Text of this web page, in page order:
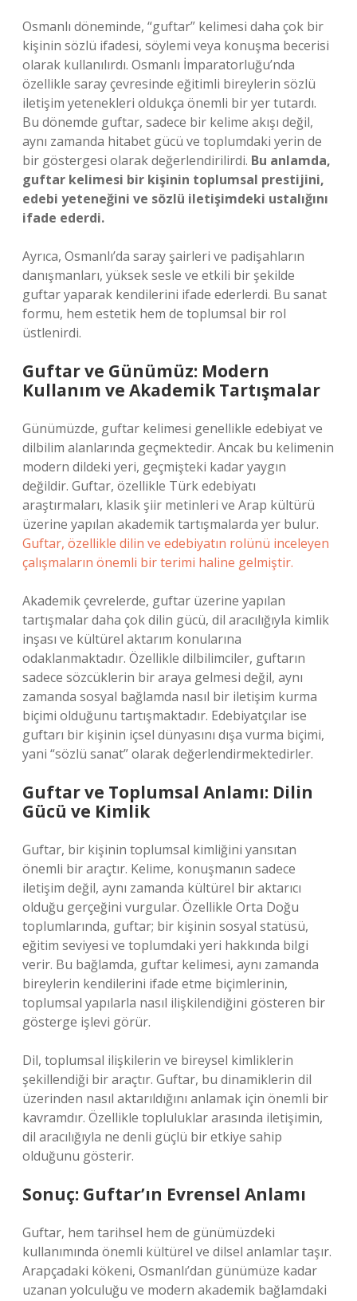
Osmanlı döneminde, “guftar” kelimesi daha çok bir
kişinin sözlü ifadesi, söylemi veya konuşma becerisi
olarak kullanılırdı. Osmanlı İmparatorluğu’nda
özellikle saray çevresinde eğitimli bireylerin sözlü
iletişim yetenekleri oldukça önemli bir yer tutardı.
Bu dönemde guftar, sadece bir kelime akışı değil,
aynı zamanda hitabet gücü ve toplumdaki yerin de
bir göstergesi olarak değerlendirilirdi. Bu anlamda,
guftar kelimesi bir kişinin toplumsal prestijini,
edebi yeteneğini ve sözlü iletişimdeki ustalığını
ifade ederdi.
Ayrıca, Osmanlı’da saray şairleri ve padişahların
danışmanları, yüksek sesle ve etkili bir şekilde
guftar yaparak kendilerini ifade ederlerdi. Bu sanat
formu, hem estetik hem de toplumsal bir rol
üstlenirdi.
Guftar ve Günümüz: Modern
Kullanım ve Akademik Tartışmalar
Günümüzde, guftar kelimesi genellikle edebiyat ve
dilbilim alanlarında geçmektedir. Ancak bu kelimenin
modern dildeki yeri, geçmişteki kadar yaygın
değildir. Guftar, özellikle Türk edebiyatı
araştırmaları, klasik şiir metinleri ve Arap kültürü
üzerine yapılan akademik tartışmalarda yer bulur.
Guftar, özellikle dilin ve edebiyatın rolünü inceleyen
çalışmaların önemli bir terimi haline gelmiştir.
Akademik çevrelerde, guftar üzerine yapılan
tartışmalar daha çok dilin gücü, dil aracılığıyla kimlik
inşası ve kültürel aktarım konularına
odaklanmaktadır. Özellikle dilbilimciler, guftarın
sadece sözcüklerin bir araya gelmesi değil, aynı
zamanda sosyal bağlamda nasıl bir iletişim kurma
biçimi olduğunu tartışmaktadır. Edebiyatçılar ise
guftarı bir kişinin içsel dünyasını dışa vurma biçimi,
yani “sözlü sanat” olarak değerlendirmektedirler.
Guftar ve Toplumsal Anlamı: Dilin
Gücü ve Kimlik
Guftar, bir kişinin toplumsal kimliğini yansıtan
önemli bir araçtır. Kelime, konuşmanın sadece
iletişim değil, aynı zamanda kültürel bir aktarıcı
olduğu gerçeğini vurgular. Özellikle Orta Doğu
toplumlarında, guftar; bir kişinin sosyal statüsü,
eğitim seviyesi ve toplumdaki yeri hakkında bilgi
verir. Bu bağlamda, guftar kelimesi, aynı zamanda
bireylerin kendilerini ifade etme biçimlerinin,
toplumsal yapılarla nasıl ilişkilendiğini gösteren bir
gösterge işlevi görür.
Dil, toplumsal ilişkilerin ve bireysel kimliklerin
şekillendiği bir araçtır. Guftar, bu dinamiklerin dil
üzerinden nasıl aktarıldığını anlamak için önemli bir
kavramdır. Özellikle topluluklar arasında iletişimin,
dil aracılığıyla ne denli güçlü bir etkiye sahip
olduğunu gösterir.
Sonuç: Guftar’ın Evrensel Anlamı
Guftar, hem tarihsel hem de günümüzdeki
kullanımında önemli kültürel ve dilsel anlamlar taşır.
Arapçadaki kökeni, Osmanlı’dan günümüze kadar
uzanan yolculuğu ve modern akademik bağlamdaki